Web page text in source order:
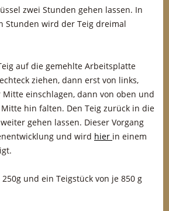
zwei Stunden gehen lassen. In
Stunden wird der Teig dreimal
auf die gemehlte Arbeitsplatte
ziehen, dann erst von links,
einschlagen, dann von oben und
hin falten. Den Teig zurück in die
gehen lassen. Dieser Vorgang
und wird hier in einem
und ein Teigstück von je 850 g